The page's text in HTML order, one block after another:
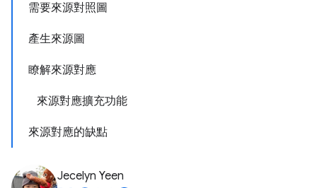
需要來源對照圖
產生來源圖
瞭解來源對應
來源對應擴充功能
來源對應的缺點
Jecelyn Yeen